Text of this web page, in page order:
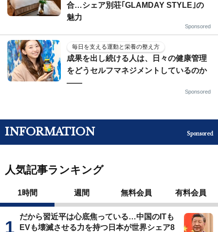
合…シェア別荘｢GLAMDAY STYLE｣の
魅力
Sponsored
毎日を支える運動と栄養の整え方
成果を出し続ける人は、日々の健康管理
をどうセルフマネジメントしているのか
——
Sponsored
INFORMATION Sponsored
人気記事ランキング
1時間 週間 無料会員 有料会員
だから習近平は心底焦っている…中国のITも
EVも壊滅させる力を持つ日本が世界シェア8